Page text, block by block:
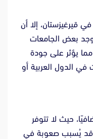
قيرغيزستان، إلا أن
بعض الجامعات
مما يؤثر على جودة
في الدول العربية أو
حيث لا تتوفر
قد يُسبب صعوبة في